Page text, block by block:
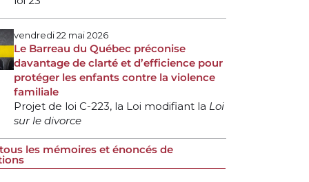
vendredi 22 mai 2026
Le Barreau du Québec préconise
davantage de clarté et d’efficience pour
protéger les enfants contre la violence
familiale
Projet de loi C-223, la Loi modifiant la Loi
sur le divorce
les mémoires et énoncés de